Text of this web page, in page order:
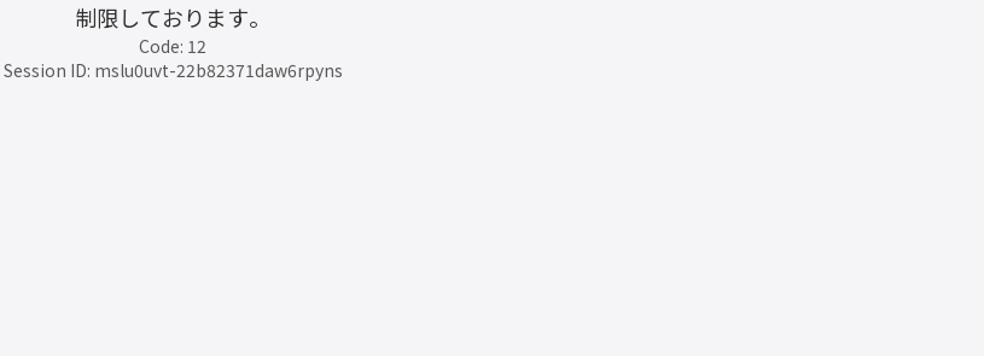
制限しております。
Code: 12
Session ID: mslu0uvt-22b82371daw6rpyns